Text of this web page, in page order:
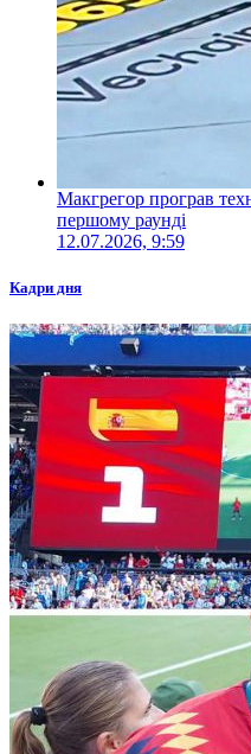
Макгрегор програв
першому раунді
12.07.2026, 9:59
Кадри дня